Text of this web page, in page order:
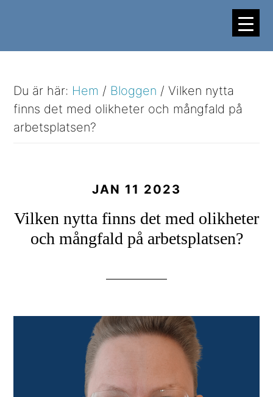
Du är här: Hem / Bloggen / Vilken nytta
finns det med olikheter och mångfald på
arbetsplatsen?
JAN 11 2023
Vilken nytta finns det med olikheter
och mångfald på arbetsplatsen?